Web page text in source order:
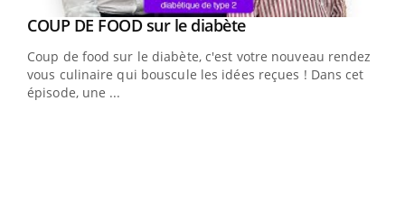
Youtube
COUP DE FOOD sur le diabèteYoutube
Coup de food sur le diabète, c'est votre nouveau rendez-
vous culinaire qui bouscule les idées reçues ! Dans cet
épisode, une ...
Youtube
Quand l’entreprise mise sur le bien être global
"Les rendez-vous de la santé et de la qualité de vie au
travail" de Pourquoi Docteur reçoivent Régis Blugeon,
DRH et directeur ...